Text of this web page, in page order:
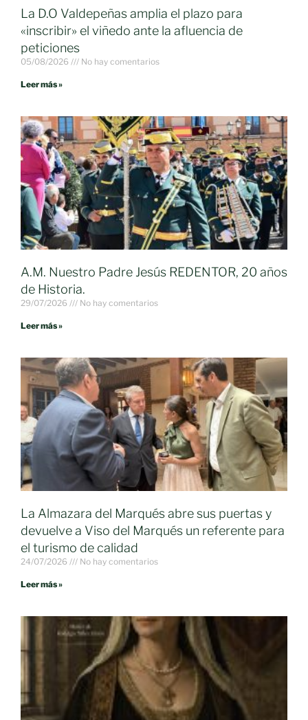
La D.O Valdepeñas amplia el plazo para
«inscribir» el viñedo ante la afluencia de
peticiones
05/08/2026 No hay comentarios
Leer más »
A.M. Nuestro Padre Jesús REDENTOR, 20 años
de Historia.
29/07/2026 No hay comentarios
Leer más »
La Almazara del Marqués abre sus puertas y
devuelve a Viso del Marqués un referente para
el turismo de calidad
24/07/2026 No hay comentarios
Leer más »